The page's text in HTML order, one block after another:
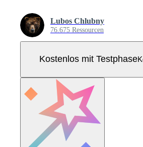
Lubos Chlubny
76.675 Ressourcen
Kostenlos mit Testphase